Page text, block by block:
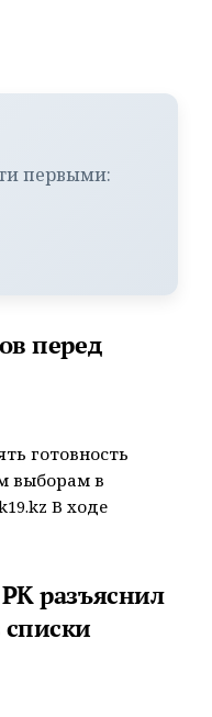
первыми:
перед
готовность
выборам в
В ходе
разъяснил